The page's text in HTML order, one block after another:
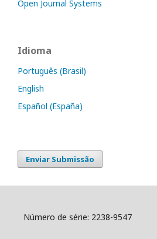
Open Journal Systems
Idioma
Português (Brasil)
English
Español (España)
Enviar Submissão
Número de série: 2238-9547